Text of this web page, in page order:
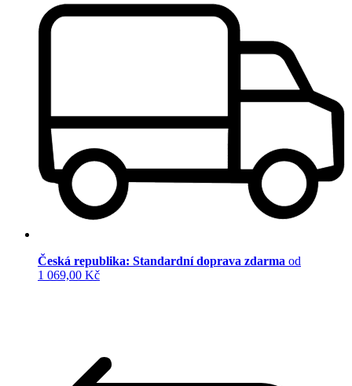
Česká republika: Standardní doprava zdarma od
1 069,00 Kč